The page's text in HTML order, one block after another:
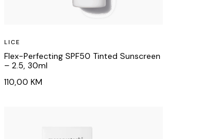
LICE
Flex-Perfecting SPF50 Tinted Sunscreen
– 2.5, 30ml
110,00 KM